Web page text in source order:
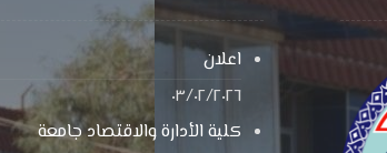
اعلان
٠٣/٠٢/٢٠٢٦
كلية الأدارة والاقتصاد جامعة